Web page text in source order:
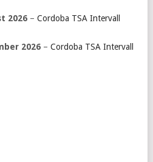
2026– Cordoba TSA Intervall
2026– Cordoba TSA Intervall